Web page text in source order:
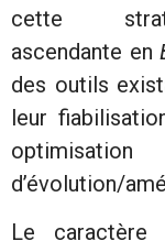
cette
ascendante en
des outils
leur
d’évolution/
Le